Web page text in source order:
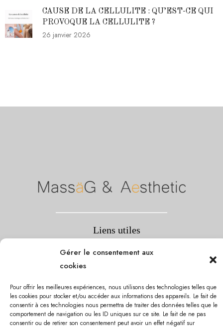
Gérer le consentement aux
cookies
Pour offrir les meilleures expériences, nous utilisons des technologies telles que
les cookies pour stocker et/ou accéder aux informations des appareils. Le fait de
consentir à ces technologies nous permettra de traiter des données telles que le
comportement de navigation ou les ID uniques sur ce site. Le fait de ne pas
consentir ou de retirer son consentement peut avoir un effet négatif sur
CAUSE DE LA CELLULITE : QU’EST-CE QUI
PROVOQUE LA CELLULITE ?
26 janvier 2026
Liens utiles
Adresse : 131 rue du Faubourg Saint Honoré, 75008, Paris
Téléphone : 01.53.75.23.94
contact@institut-massag.fr